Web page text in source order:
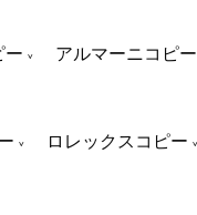
ー アルマーニコピー
ロレックスコピー